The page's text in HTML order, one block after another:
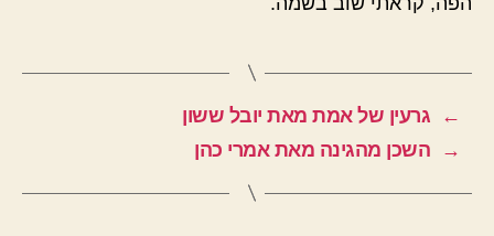
←
גרעין של אמת מאת יובל ששון
→
השכן מהגינה מאת אמרי כהן